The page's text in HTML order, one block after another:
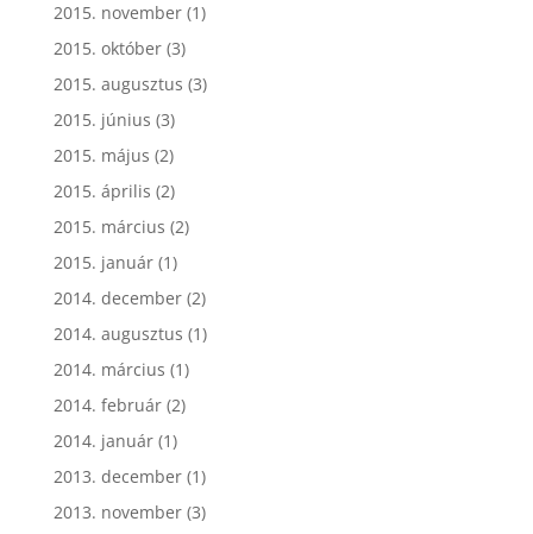
2015. november(1)
2015. október(3)
2015. augusztus (3)
2015. június (3)
2015. május (2)
2015. április (2)
2015. március (2)
2015. január(1)
2014. december(2)
2014. augusztus (1)
2014. március (1)
2014. február(2)
2014. január(1)
2013. december(1)
2013. november(3)